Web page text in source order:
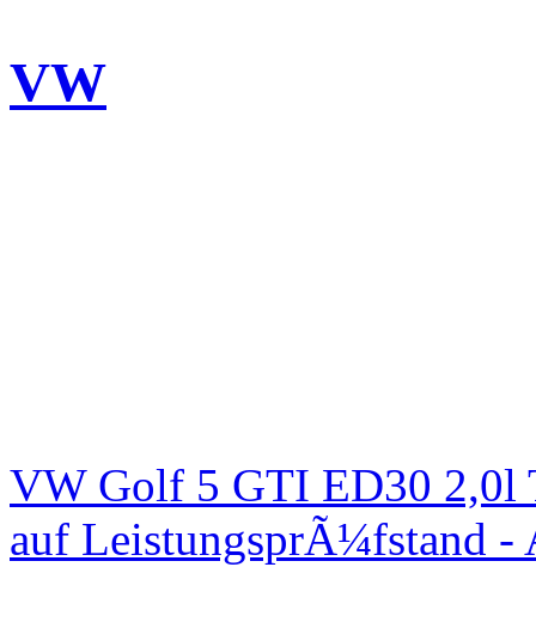
VW
VW Golf 5 GTI ED30 2,0l
auf LeistungsprÃ¼fstand